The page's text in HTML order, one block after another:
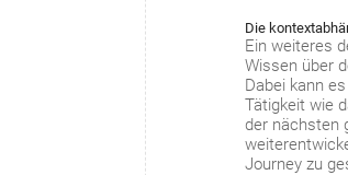
Die
Ein weiteres
Wissen über
Dabei kann
Tätigkeit wie
der nächsten
Journey zu